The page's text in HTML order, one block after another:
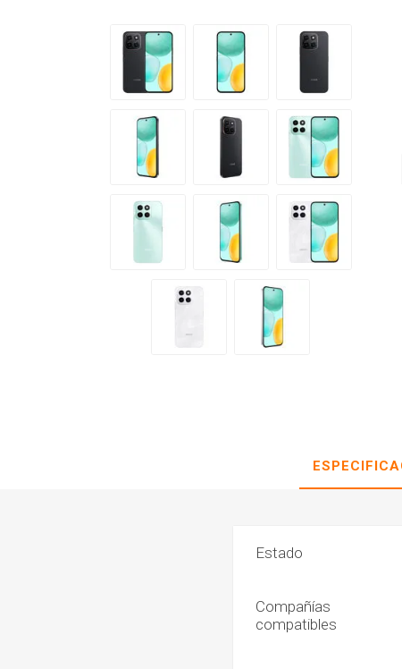
Estado
Compañías
compatibles